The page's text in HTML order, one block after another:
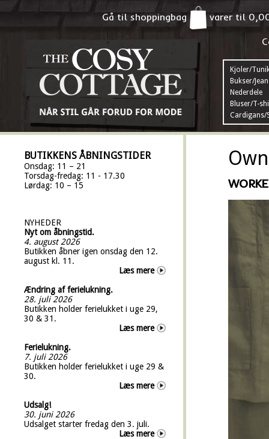
Gå til shoppingbag varer til
Kjoler/
Bukser/
Nederdele
Bluser/T-
Cardigans/
BUTIKKENS ÅBNINGSTIDER
Onsdag: 11 – 21
Torsdag-fredag: 11 - 17.30
Lørdag: 10 – 15
NYHEDER
Nyt om åbningstid.
4. august 2026
Butikken åbner igen onsdag den 12.
august kl. 11.
Læs mere
Ændring af ferielukning.
28. juli 2026
Butikken holder ferielukket i uge 29,
30 & 31.
Læs mere
Ferielukning.
7. juli 2026
Butikken holder ferielukket i uge 29 &
30.
Læs mere
Udsalg!
30. juni 2026
Udsalget starter fredag den 3. juli.
Læs mere